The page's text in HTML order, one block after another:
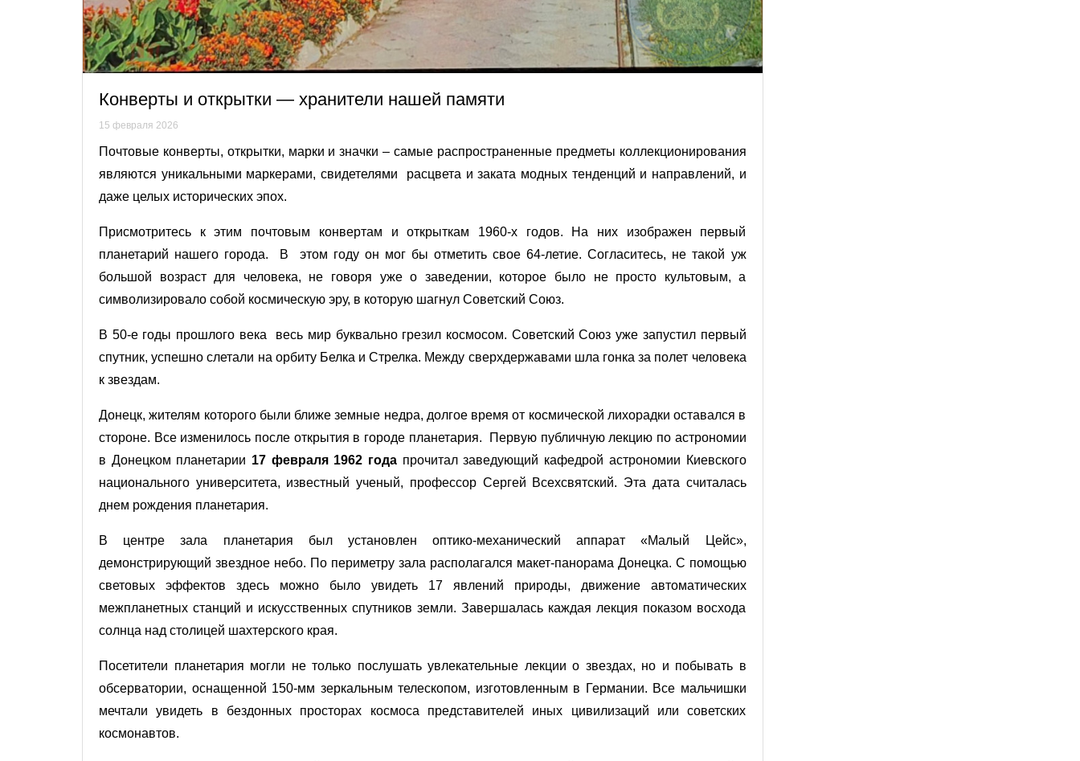
Конверты и открытки — хранители нашей памяти
15 февраля 2026
Почтовые конверты, открытки, марки и значки – самые распространенные предметы коллекционирования
являются уникальными маркерами, свидетелями расцвета и заката модных тенденций и направлений, и
даже целых исторических эпох.
Присмотритесь к этим почтовым конвертам и открыткам 1960-х годов. На них изображен первый
планетарий нашего города. В этом году он мог бы отметить свое 64-летие. Согласитесь, не такой уж
большой возраст для человека, не говоря уже о заведении, которое было не просто культовым, а
символизировало собой космическую эру, в которую шагнул Советский Союз.
В 50-е годы прошлого века весь мир буквально грезил космосом. Советский Союз уже запустил первый
спутник, успешно слетали на орбиту Белка и Стрелка. Между сверхдержавами шла гонка за полет человека
к звездам.
Донецк, жителям которого были ближе земные недра, долгое время от космической лихорадки оставался в
стороне. Все изменилось после открытия в городе планетария. Первую публичную лекцию по астрономии
в Донецком планетарии 17 февраля 1962 года прочитал заведующий кафедрой астрономии Киевского
национального университета, известный ученый, профессор Сергей Всехсвятский. Эта дата считалась
днем рождения планетария.
В центре зала планетария был установлен оптико-механический аппарат «Малый Цейс»,
демонстрирующий звездное небо. По периметру зала располагался макет-панорама Донецка. С помощью
световых эффектов здесь можно было увидеть 17 явлений природы, движение автоматических
межпланетных станций и искусственных спутников земли. Завершалась каждая лекция показом восхода
солнца над столицей шахтерского края.
Посетители планетария могли не только послушать увлекательные лекции о звездах, но и побывать в
обсерватории, оснащенной 150-мм зеркальным телескопом, изготовленным в Германии. Все мальчишки
мечтали увидеть в бездонных просторах космоса представителей иных цивилизаций или советских
космонавтов.